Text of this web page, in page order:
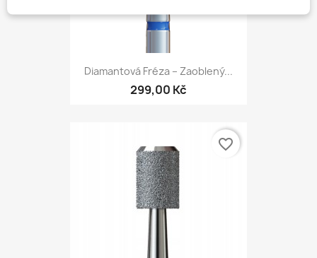
Diamantová Fréza – Zaoblený...
299,00 Kč
favorite_border